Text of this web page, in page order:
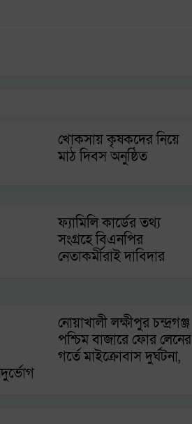
খোকসায় কৃষকদের নিয়ে
মাঠ দিবস অনুষ্ঠিত
ফ্যামিলি কার্ডের তথ্য
সংগ্রহে বিএনপির
নেতাকর্মীরাই দাবিদার
নোয়াখালী লক্ষীপুর চন্দ্রগঞ্জ
পশ্চিম বাজারে ফোর লেনের
গর্তে মাইক্রোবাস দুর্ঘটনা,